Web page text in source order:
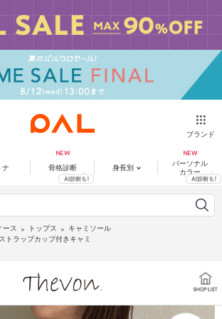
ブランド
ナ 骨格診断 身長別
パーソナル
カラー
ース トップス
キャミソール
トラップカップ付きキャミ